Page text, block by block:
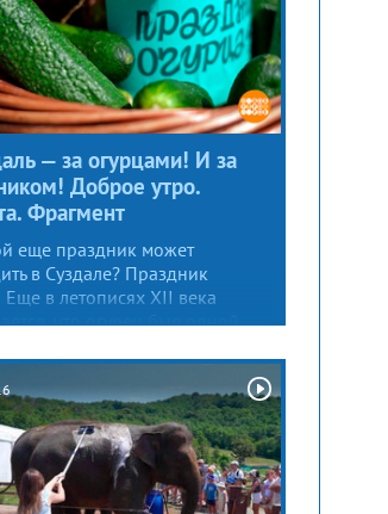
— за огурцами! И за
Доброе утро.
Фрагмент
еще праздник может
в Суздале? Праздник
Еще в летописях XII века
что огурец был одной
земли. Народ здесь
И с почвой
— земля здесь благодатная.